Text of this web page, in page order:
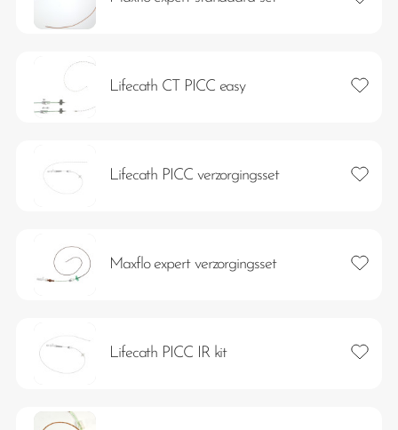
Lifecath CT PICC easy
Lifecath PICC verzorgingsset
Maxflo expert verzorgingsset
Lifecath PICC IR kit